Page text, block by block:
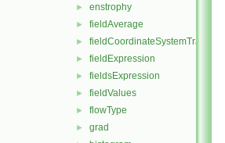
► enstrophy
► fieldAverage
► fieldCoordinateSystemTransform
► fieldExpression
► fieldsExpression
► fieldValues
► flowType
► grad